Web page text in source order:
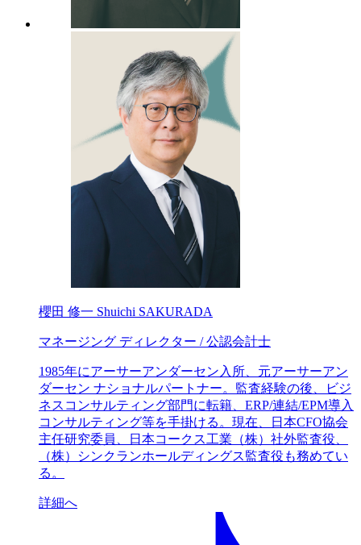
櫻田 修一 Shuichi SAKURADA
マネージング ディレクター / 公認会計士
1985年にアーサーアンダーセン入所、元アーサーアン
ダーセン ナショナルパートナー。監査経験の後、ビジ
ネスコンサルティング部門に転籍、ERP/連結/EPM導入
コンサルティング等を手掛ける。現在、日本CFO協会
主任研究委員、日本コークス工業（株）社外監査役、
（株）シンクランホールディングス監査役も務めてい
る。
詳細へ